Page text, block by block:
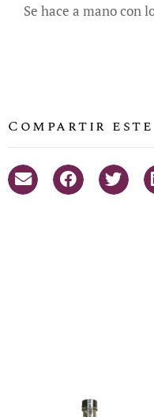
Se hace a mano con
Compartir